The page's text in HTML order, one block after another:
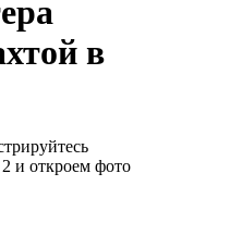
в
и откроем фото